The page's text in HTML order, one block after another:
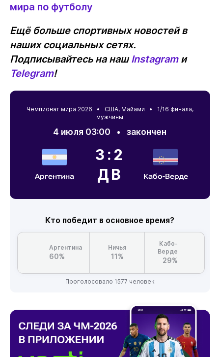
мира по футболу
Ещё больше спортивных новостей в
наших социальных сетях.
Подписывайтесь на нашInstagramи
Telegram!
Чемпионат мира 2026 • США, Майами • 1/16 финала,
мужчины
4 июля 03:00 •закончен
Аргентина
3:2
ДВ
Кабо-Верде
Кто победит в основное время?
Аргентина
60%
Ничья
11%
Кабо-
Верде
29%
Проголосовало 1577 человек